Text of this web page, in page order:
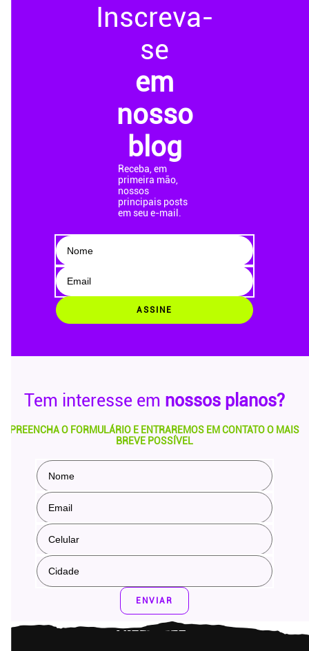
Inscreva-
se
em
nosso
blog
Receba, em
primeira mão,
nossos
principais posts
em seu e-mail.
ASSINE
Tem interesse em nossos planos?
PREENCHA O FORMULÁRIO E ENTRAREMOS EM CONTATO O MAIS
BREVE POSSÍVEL
ENVIAR